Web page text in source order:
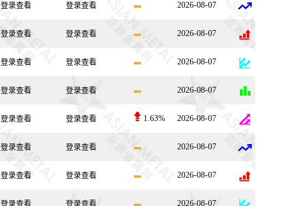
登录查看 登录查看 2026-08-07
登录查看 登录查看 2026-08-07
登录查看 登录查看 2026-08-07
登录查看 登录查看 2026-08-07
登录查看 登录查看 1.63% 2026-08-07
登录查看 登录查看 2026-08-07
登录查看 登录查看 2026-08-07
登录查看 登录查看 2026-08-07